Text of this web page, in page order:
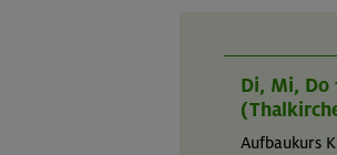
Di, Mi, Do
Aufbaukurs